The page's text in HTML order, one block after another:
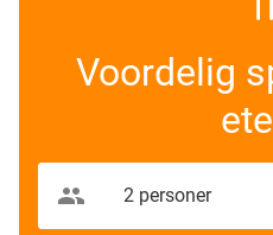
Voordelig